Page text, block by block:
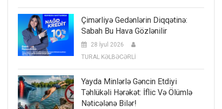
Çimərliyə Gedənlərin Diqqətinə:
Sabah Bu Hava Gözlənilir
28 İyul 2026
TURAL KƏLBƏCƏRLİ
Yayda Minlərlə Gəncin Etdiyi
Təhlükəli Hərəkət: İflic Və Ölümlə
Nəticələnə Bilər!